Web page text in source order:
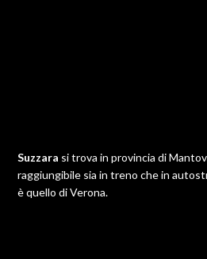
Suzzara si trova in provincia di
raggiungibile sia in treno che in
è quello di Verona.